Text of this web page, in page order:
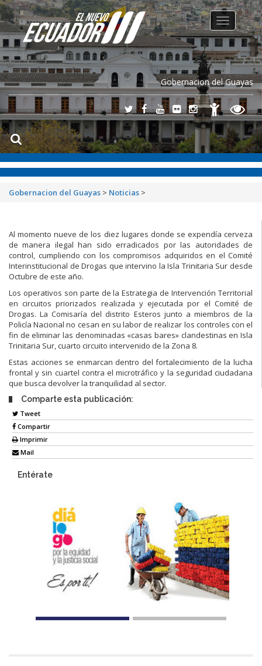
Gobernacion del Guayas
Toggle
navigation
Gobernacion del Guayas > Noticias >
Al momento nueve de los diez lugares donde se expendía cerveza
de manera ilegal han sido erradicados por las autoridades de
control, cumpliendo con los compromisos adquiridos en el Comité
Interinstitucional de Drogas que intervino la Isla Trinitaria Sur desde
Octubre de este año.
Los operativos son parte de la Estrategia de Intervención Territorial
en circuitos priorizados realizada y ejecutada por el Comité de
Drogas. La Comisaría del distrito Esteros junto a miembros de la
Policía Nacional no cesan en su labor de realizar los controles con el
fin de eliminar las denominadas «casas bares» clandestinas en Isla
Trinitaria Sur, cuarto circuito intervenido de la Zona 8.
Estas acciones se enmarcan dentro del fortalecimiento de la lucha
frontal y sin cuartel contra el microtráfico y la seguridad ciudadana
que busca devolver la tranquilidad al sector.
Comparte esta publicación:
Tweet
Compartir
Imprimir
Mail
Entérate